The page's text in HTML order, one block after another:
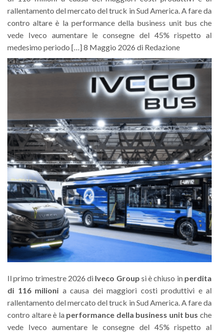
rallentamento del mercato del truck in Sud America. A fare da
contro altare è la performance della business unit bus che
vede Iveco aumentare le consegne del 45% rispetto al
medesimo periodo […] 8 Maggio 2026 di Redazione
Il primo trimestre 2026 di Iveco Group si è chiuso in perdita
di 116 milioni a causa dei maggiori costi produttivi e al
rallentamento del mercato del truck in Sud America. A fare da
contro altare è la performance della business unit bus che
vede Iveco aumentare le consegne del 45% rispetto al